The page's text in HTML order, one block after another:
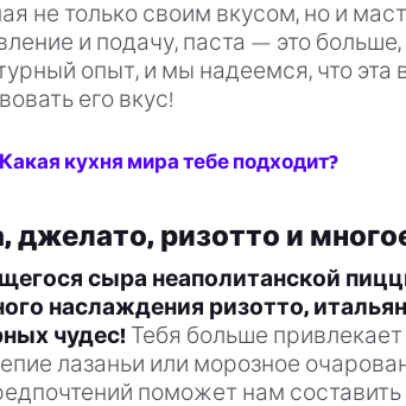
не только своим вкусом, но и
и подачу, паста — это
опыт, и мы надеемся, что эта
его вкус!
кухня мира тебе подходит?
джелато, ризотто и
сыра неаполитанской
наслаждения ризотто,
чудес! Тебя больше
лазаньи или морозное
поможет нам